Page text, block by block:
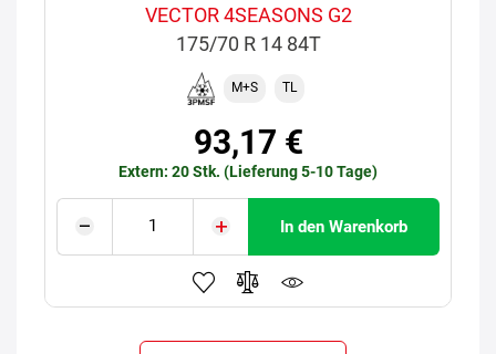
VECTOR 4SEASONS G2
175/70 R 14 84T
M+S TL
93,17 €
Extern: 20 Stk. (Lieferung 5-10 Tage)
In den Warenkorb